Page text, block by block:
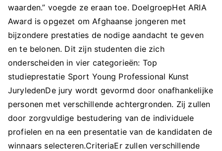
waarden.” voegde ze eraan toe. DoelgroepHet ARIA
Award is opgezet om Afghaanse jongeren met
bijzondere prestaties de nodige aandacht te geven
en te belonen. Dit zijn studenten die zich
onderscheiden in vier categorieën: Top
studieprestatie Sport Young Professional Kunst
JuryledenDe jury wordt gevormd door onafhankelijke
personen met verschillende achtergronden. Zij zullen
door zorgvuldige bestudering van de individuele
profielen en na een presentatie van de kandidaten de
winnaars selecteren.CriteriaEr zullen verschillende